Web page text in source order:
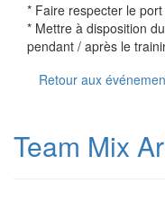
* Faire respecter le
* Mettre à disposition
pendant / après le
Retour aux
Team Mix